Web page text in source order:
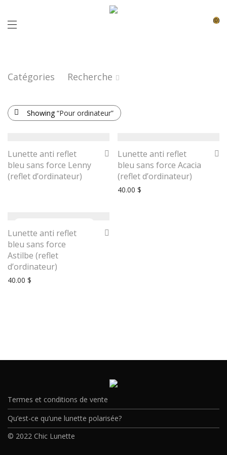
0
Catégories Recherche
Showing“Pour ordinateur”
Lunette anti reflet
bleu sans force Lenny
(reflet d’ordinateur)
Lunette anti reflet
bleu sans force Acacia
(reflet d’ordinateur)
40.00 $
Lunette anti reflet
bleu sans force
Astilbe (reflet
d’ordinateur)
40.00 $
Termes et conditions de vente
Qu’est-ce qu’une lunette polarisée?
© 2022 Chic Lunette